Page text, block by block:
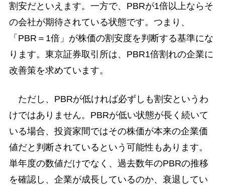
割安だといえます。一方で、PBRが1倍以上ならそ
の会社が期待されている状態です。つまり、
「PBR＝1倍」が株価の割安度を判断する基準にな
ります。東京証券取引所は、PBR1倍割れの企業に
改善策を求めています。
ただし、PBRが低ければ必ずしも割安というわ
けではありません。PBRが低い状態が長く続いて
いる場合、投資家間ではその株価が本来の企業価
値だと判断されているという可能性もあります。
単年度の数値だけでなく、過去数年のPBRの推移
を確認し、企業が成長しているのか、衰退してい